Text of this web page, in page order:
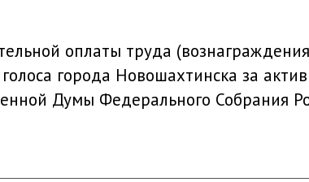
оплаты труда
города Новошахтинска за
Думы Федерального Собрания